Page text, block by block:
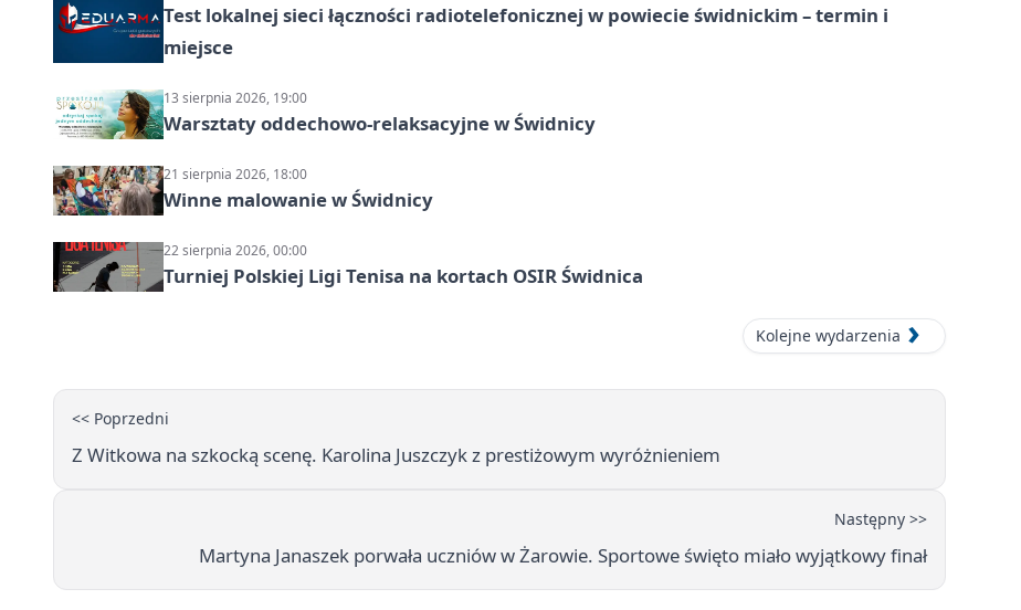
Test lokalnej sieci łączności radiotelefonicznej w powiecie świdnickim – termin i
miejsce
13 sierpnia 2026, 19:00
Warsztaty oddechowo-relaksacyjne w Świdnicy
21 sierpnia 2026, 18:00
Winne malowanie w Świdnicy
22 sierpnia 2026, 00:00
Turniej Polskiej Ligi Tenisa na kortach OSIR Świdnica
Kolejne wydarzenia
<< Poprzedni
Z Witkowa na szkocką scenę. Karolina Juszczyk z prestiżowym wyróżnieniem
Następny >>
Martyna Janaszek porwała uczniów w Żarowie. Sportowe święto miało wyjątkowy finał